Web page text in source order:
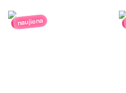
naujiena